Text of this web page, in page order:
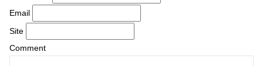
Email
Site
Comment